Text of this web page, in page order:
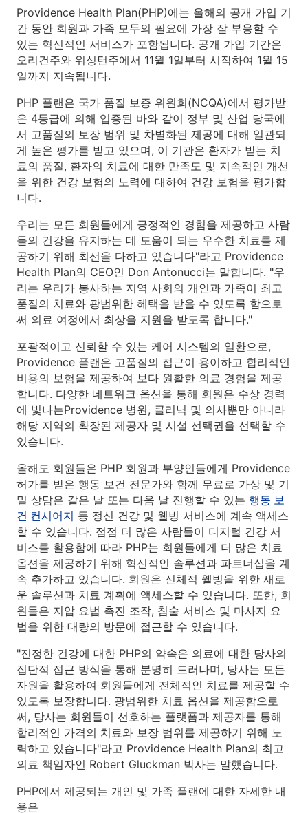
Providence Health Plan(PHP)에는 올해의 공개 가입 기
간 동안 회원과 가족 모두의 필요에 가장 잘 부응할 수
있는 혁신적인 서비스가 포함됩니다. 공개 가입 기간은
오리건주와 워싱턴주에서 11월 1일부터 시작하여 1월 15
일까지 지속됩니다.
PHP 플랜은 국가 품질 보증 위원회(NCQA)에서 평가받
은 4등급에 의해 입증된 바와 같이 정부 및 산업 당국에
서 고품질의 보장 범위 및 차별화된 제공에 대해 일관되
게 높은 평가를 받고 있으며, 이 기관은 환자가 받는 치
료의 품질, 환자의 치료에 대한 만족도 및 지속적인 개선
을 위한 건강 보험의 노력에 대하여 건강 보험을 평가합
니다.
우리는 모든 회원들에게 긍정적인 경험을 제공하고 사람
들의 건강을 유지하는 데 도움이 되는 우수한 치료를 제
공하기 위해 최선을 다하고 있습니다"라고 Providence
Health Plan의 CEO인 Don Antonucci는 말합니다. "우
리는 우리가 봉사하는 지역 사회의 개인과 가족이 최고
품질의 치료와 광범위한 혜택을 받을 수 있도록 함으로
써 의료 여정에서 최상을 지원을 받도록 합니다."
포괄적이고 신뢰할 수 있는 케어 시스템의 일환으로,
Providence 플랜은 고품질의 접근이 용이하고 합리적인
비용의 보험을 제공하여 보다 원활한 의료 경험을 제공
합니다. 다양한 네트워크 옵션을 통해 회원은 수상 경력
에 빛나는Providence 병원, 클리닉 및 의사뿐만 아니라
해당 지역의 확장된 제공자 및 시설 선택권을 선택할 수
있습니다.
올해도 회원들은 PHP 회원과 부양인들에게 Providence
허가를 받은 행동 보건 전문가와 함께 무료로 가상 및 기
밀 상담은 같은 날 또는 다음 날 진행할 수 있는 행동 보
건 컨시어지 등 정신 건강 및 웰빙 서비스에 계속 액세스
할 수 있습니다. 점점 더 많은 사람들이 디지털 건강 서
비스를 활용함에 따라 PHP는 회원들에게 더 많은 치료
옵션을 제공하기 위해 혁신적인 솔루션과 파트너십을 계
속 추가하고 있습니다. 회원은 신체적 웰빙을 위한 새로
운 솔루션과 치료 계획에 액세스할 수 있습니다. 또한, 회
원들은 지압 요법 촉진 조작, 침술 서비스 및 마사지 요
법을 위한 대량의 방문에 접근할 수 있습니다.
"진정한 건강에 대한 PHP의 약속은 의료에 대한 당사의
집단적 접근 방식을 통해 분명히 드러나며, 당사는 모든
자원을 활용하여 회원들에게 전체적인 치료를 제공할 수
있도록 보장합니다. 광범위한 치료 옵션을 제공함으로
써, 당사는 회원들이 선호하는 플랫폼과 제공자를 통해
합리적인 가격의 치료와 보장 범위를 제공하기 위해 노
력하고 있습니다"라고 Providence Health Plan의 최고
의료 책임자인 Robert Gluckman 박사는 말했습니다.
PHP에서 제공되는 개인 및 가족 플랜에 대한 자세한 내
용은